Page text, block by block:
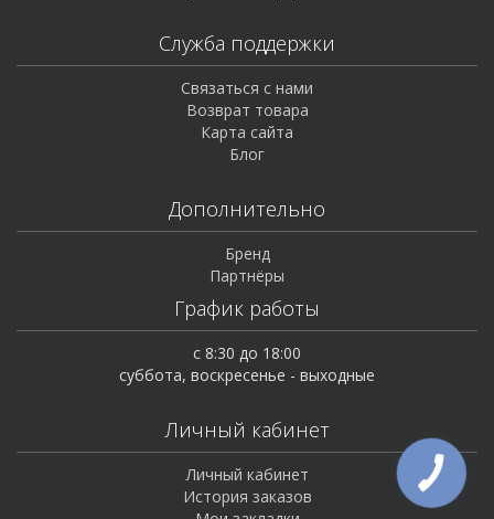
Служба поддержки
Связаться с нами
Возврат товара
Карта сайта
Блог
Дополнительно
Бренд
Партнёры
График работы
с 8:30 до 18:00
суббота, воскресенье - выходные
Личный кабинет
Личный кабинет
История заказов